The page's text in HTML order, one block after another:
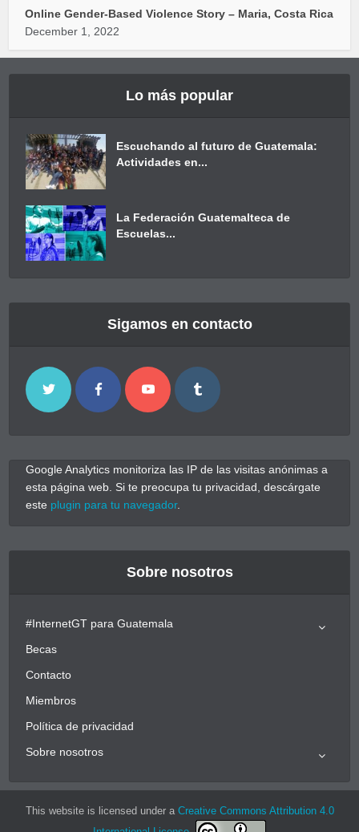
Online Gender-Based Violence Story – Maria, Costa Rica
December 1, 2022
Lo más popular
Escuchando al futuro de Guatemala:
Actividades en...
La Federación Guatemalteca de
Escuelas...
Sigamos en contacto
Google Analytics monitoriza las IP de las visitas anónimas a
esta página web. Si te preocupa tu privacidad, descárgate
este plugin para tu navegador.
Sobre nosotros
#InternetGT para Guatemala
Becas
Contacto
Miembros
Política de privacidad
Sobre nosotros
This website is licensed under a Creative Commons Attribution 4.0